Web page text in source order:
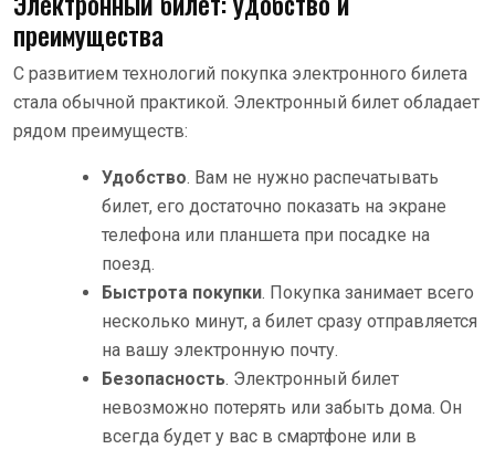
преимущества
С развитием технологий покупка электронного билета
стала обычной практикой. Электронный билет обладает
рядом преимуществ:
Удобство. Вам не нужно распечатывать
билет, его достаточно показать на экране
телефона или планшета при посадке на
поезд.
Быстрота покупки. Покупка занимает всего
несколько минут, а билет сразу отправляется
на вашу электронную почту.
Безопасность. Электронный билет
невозможно потерять или забыть дома. Он
всегда будет у вас в смартфоне или в